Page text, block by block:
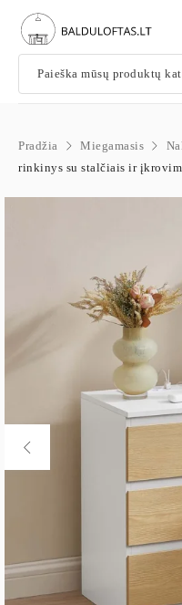
Pradžia Miegamasis
rinkinys su stalčiais ir